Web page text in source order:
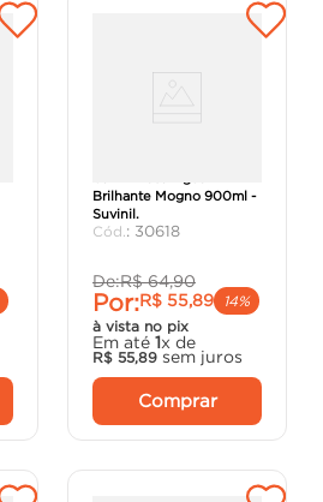
Brilhante Mogno 900ml -
Suvinil.
: 30618
De:R$ 64,90
Por:R$ 55,89
14%
à vista no pix
Em até 1x de
R$ 55,89 sem juros
Comprar